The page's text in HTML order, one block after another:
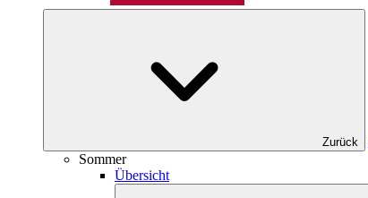
Zurück
Sommer
Übersicht